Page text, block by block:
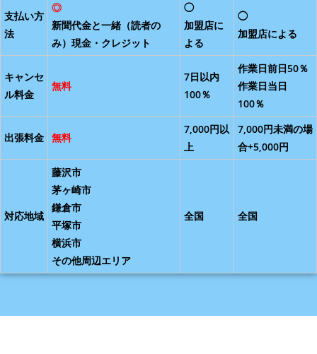
支払い方
法
◎
新聞代金と一緒（読者の
み）現金・クレジット
◯
加盟店に
よる
◯
加盟店による
キャンセ
ル料金
無料
7日以内
100％
作業日前日50％
作業日当日
100％
出張料金 無料
7,000円以
上
7,000円未満の場
合+5,000円
対応地域
藤沢市
茅ヶ崎市
鎌倉市
平塚市
横浜市
その他周辺エリア
全国 全国